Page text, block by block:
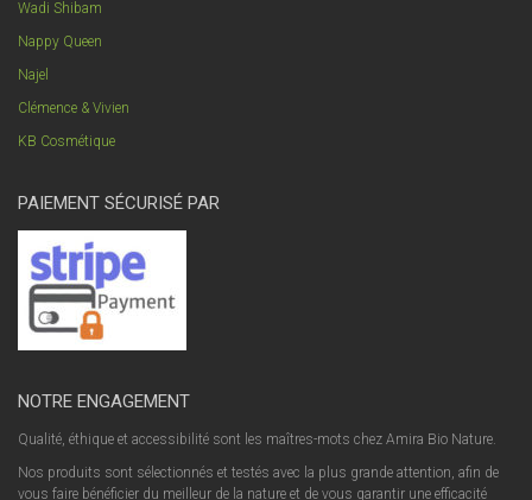
Wadi Shibam
Nappy Queen
Najel
Clémence & Vivien
KB Cosmétique
PAIEMENT SÉCURISÉ PAR
NOTRE ENGAGEMENT
Qualité, éthique et accessibilité sont les maîtres-mots chez Amira Bio Nature.
Nos produits sont sélectionnés et testés avec la plus grande attention, afin de
vous faire bénéficier du meilleur de la nature et de vous garantir une efficacité